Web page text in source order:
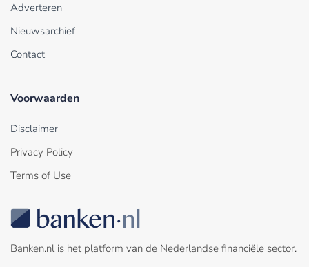
Adverteren
Nieuwsarchief
Contact
Voorwaarden
Disclaimer
Privacy Policy
Terms of Use
Banken.nl is het platform van de Nederlandse financiële sector.